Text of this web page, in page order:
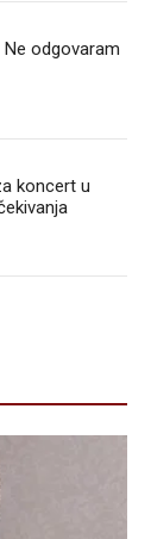
odgovaram
koncert u